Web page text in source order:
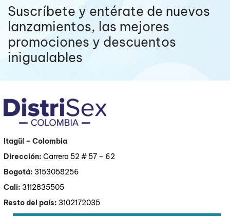
Suscríbete y entérate de nuevos
lanzamientos, las mejores
promociones y descuentos
inigualables
Itagüí– Colombia
Dirección: Carrera 52 # 57 – 62
Bogotá: 3153058256
Cali: 3112835505
Resto del país: 3102172035